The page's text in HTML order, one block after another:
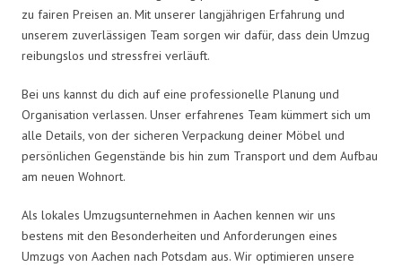
zu fairen Preisen an. Mit unserer langjährigen Erfahrung und
unserem zuverlässigen Team sorgen wir dafür, dass dein Umzug
reibungslos und stressfrei verläuft.
Bei uns kannst du dich auf eine professionelle Planung und
Organisation verlassen. Unser erfahrenes Team kümmert sich um
alle Details, von der sicheren Verpackung deiner Möbel und
persönlichen Gegenstände bis hin zum Transport und dem Aufbau
am neuen Wohnort.
Als lokales Umzugsunternehmen in Aachen kennen wir uns
bestens mit den Besonderheiten und Anforderungen eines
Umzugs von Aachen nach Potsdam aus. Wir optimieren unsere